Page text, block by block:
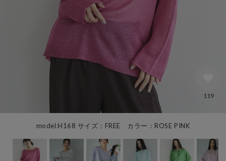
model:H168 サイズ：FREE カラー：ROSE PINK
119